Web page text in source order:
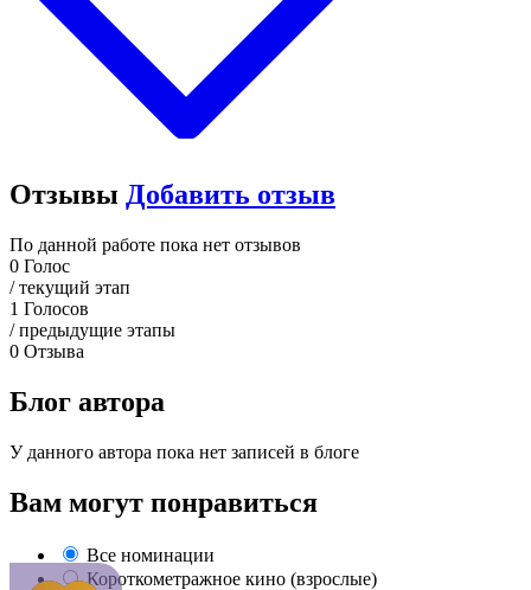
Отзывы Добавить отзыв
По данной работе пока нет отзывов
0 Голос
/ текущий этап
1 Голосов
/ предыдущие этапы
0 Отзыва
Блог автора
У данного автора пока нет записей в блоге
Вам могут понравиться
Все номинации
Короткометражное кино (взрослые)